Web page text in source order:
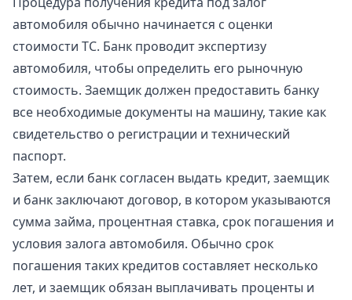
автомобиля обычно начинается с оценки
стоимости ТС. Банк проводит экспертизу
автомобиля, чтобы определить его рыночную
стоимость. Заемщик должен предоставить банку
все необходимые документы на машину, такие как
свидетельство о регистрации и технический
паспорт.
Затем, если банк согласен выдать кредит, заемщик
и банк заключают договор, в котором указываются
сумма займа, процентная ставка, срок погашения и
условия залога автомобиля. Обычно срок
погашения таких кредитов составляет несколько
лет, и заемщик обязан выплачивать проценты и